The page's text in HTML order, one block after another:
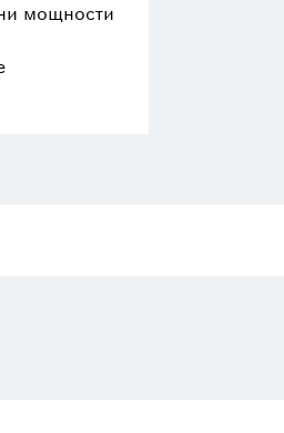
мощности